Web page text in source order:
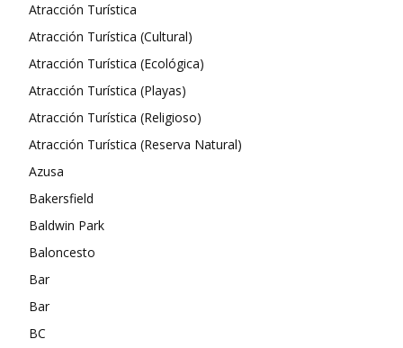
Atracción Turística
Atracción Turística (Cultural)
Atracción Turística (Ecológica)
Atracción Turística (Playas)
Atracción Turística (Religioso)
Atracción Turística (Reserva Natural)
Azusa
Bakersfield
Baldwin Park
Baloncesto
Bar
Bar
BC